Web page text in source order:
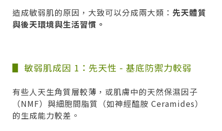
造成敏弱肌的原因，大致可以分成兩大類： 先天體質
與後天環境與生活習慣。
▋ 敏弱肌成因 1：先天性 - 基底防禦力較弱
有些人天生角質層較薄，或肌膚中的天然保濕因子
（NMF）與細胞間脂質（如神經醯胺 Ceramides）
的生成能力較差。